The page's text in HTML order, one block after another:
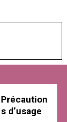
Précaution
s d’usage